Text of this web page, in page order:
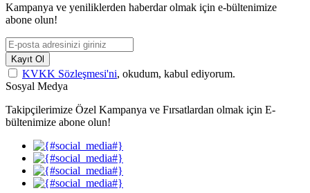
Kampanya ve yeniliklerden haberdar olmak için e-bültenimize
abone olun!
Kayıt Ol
KVKK Sözleşmesi'ni, okudum, kabul ediyorum.
Sosyal Medya
Takipçilerimize Özel Kampanya ve Fırsatlardan olmak için E-
bültenimize abone olun!